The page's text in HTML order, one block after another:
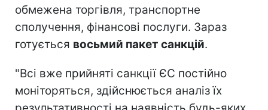
обмежена торгівля, транспортне
сполучення, фінансові послуги. Зараз
готується восьмий пакет санкцій.
"Всі вже прийняті санкції ЄС постійно
моніторяться, здійснюється аналіз їх